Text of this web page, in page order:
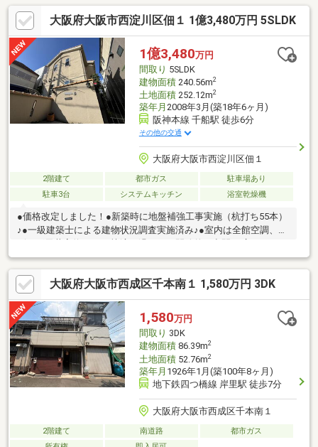
有、窓・収納付で多目的に活用可能・ゆったりくつろげる1616サ
イズの浴室・1・2階にトイレを設置・2・3階に建物幅のバルコニ
ー有・車庫有(車種制限有)※容積率は前面道路幅員により240%に
制限されます■ ご希望の住まい探しをお手伝いします
━━━━━・・・物件の詳細・ご相談はお気軽にお問い合わせく
ださい。
大阪府大阪市西淀川区佃１ 1億3,480万円 5SLDK
1億3,480万円
間取り 5SLDK
建物面積240.56m2
土地面積252.12m2
築年月 2008年3月(築18年6ヶ月)
阪神本線 千船駅 徒歩6分
その他の交通
大阪府大阪市西淀川区佃１
2階建て 都市ガス
駐車場あり
駐車3台
システムキッチン 浴室乾燥機
●価格改定しました！●新築時に地盤補強工事実施（杭打ち55本）
♪●一級建築士による建物状況調査実施済み♪●室内は全館空調、リ
駐車スペース（3台利用可）♪●1階にはオシャレなテラス、2階中
心部バルコニーもバーベキューなど楽しめます●1階客間は旅館の
ような雰囲気で来客にも嬉しいおもてなし♪●2階には2カ所のロフ
ト付き、納戸やWICなど収納も充実しています♪●都心部はもちろ
ん郊外にも車でのアクセスも良好です♪●スーパーライフ御幣島店
まで徒歩約7分●セブンイレブン大阪佃1丁目店まで徒歩約2分
大阪府大阪市西成区千本南１ 1,580万円 3DK
1,580万円
間取り 3DK
建物面積86.39m2
土地面積52.76m2
築年月 1926年1月(築100年8ヶ月)
地下鉄四つ橋線 岸里駅 徒歩7分
大阪府大阪市西成区千本南１
2階建て 南道路
都市ガス